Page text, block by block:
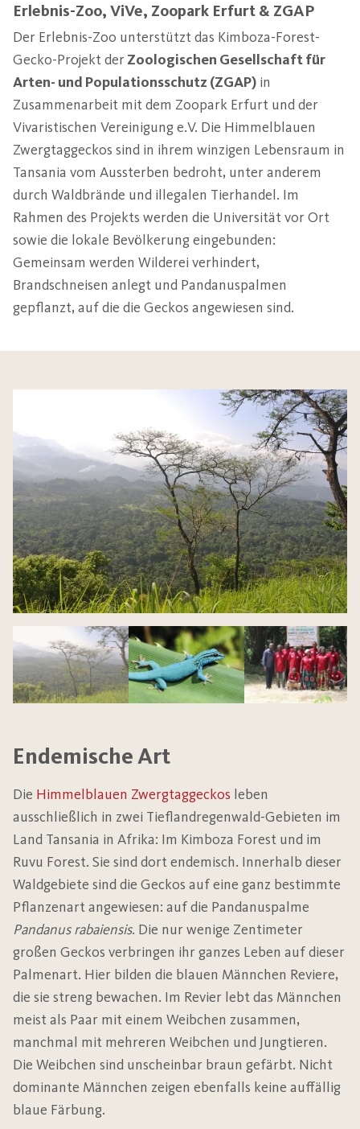
Erlebnis-Zoo, ViVe, Zoopark Erfurt & ZGAP
Der Erlebnis-Zoo unterstützt das Kimboza-Forest-
Gecko-Projekt derZoologischen Gesellschaft für
Arten- und Populationsschutz (ZGAP) in
Zusammenarbeit mit dem Zoopark Erfurt und der
Vivaristischen Vereinigung e.V. Die Himmelblauen
Zwergtaggeckos sind in ihrem winzigen Lebensraum in
Tansania vom Aussterben bedroht, unter anderem
durch Waldbrände und illegalen Tierhandel. Im
Rahmen des Projekts werden die Universität vor Ort
sowie die lokale Bevölkerung eingebunden:
Gemeinsam werden Wilderei verhindert,
Brandschneisen anlegt und Pandanuspalmen
gepflanzt, auf die die Geckos angewiesen sind.
Endemische Art
Die Himmelblauen Zwergtaggeckos leben
ausschließlich in zwei Tieflandregenwald-Gebieten im
Land Tansania in Afrika: Im Kimboza Forest und im
Ruvu Forest. Sie sind dort endemisch. Innerhalb dieser
Waldgebiete sind die Geckos auf eine ganz bestimmte
Pflanzenart angewiesen: auf die Pandanuspalme
Pandanus rabaiensis. Die nur wenige Zentimeter
großen Geckos verbringen ihr ganzes Leben auf dieser
Palmenart. Hier bilden die blauen Männchen Reviere,
die sie streng bewachen. Im Revier lebt das Männchen
meist als Paar mit einem Weibchen zusammen,
manchmal mit mehreren Weibchen und Jungtieren.
Die Weibchen sind unscheinbar braun gefärbt. Nicht
dominante Männchen zeigen ebenfalls keine auffällig
blaue Färbung.